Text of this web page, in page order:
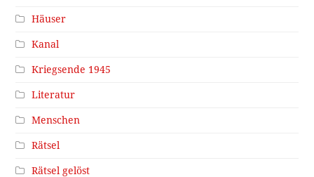
Häuser
Kanal
Kriegsende 1945
Literatur
Menschen
Rätsel
Rätsel gelöst